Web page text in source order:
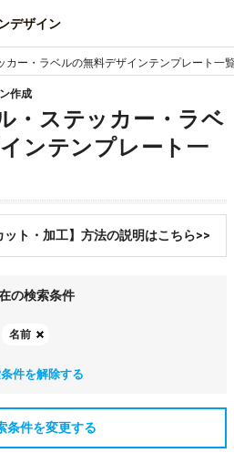
デザイン
カー・ラベルの無料デザインテンプレート一
作成
・ステッカー・ラベ
ンテンプレート一
ト・加工】方法の説明はこちら>>
の検索条件
名前
件を解除する
条件を変更する